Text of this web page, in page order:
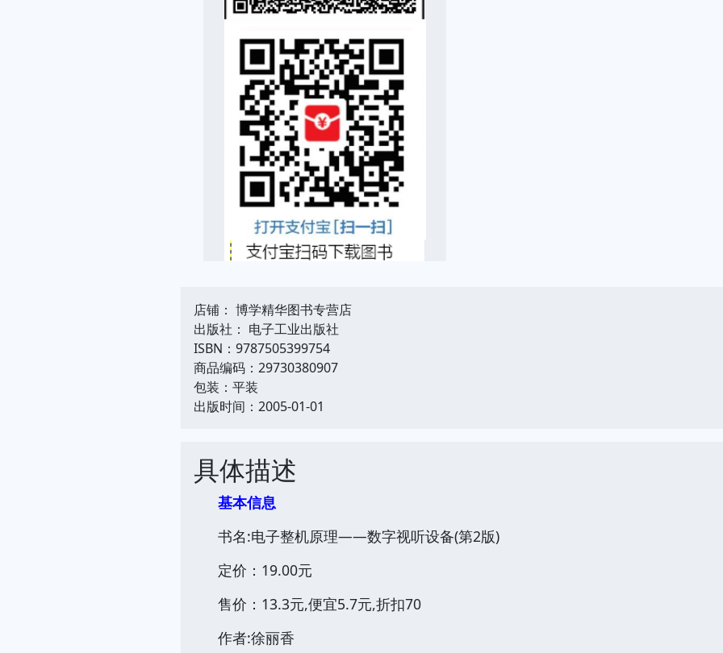
店铺： 博学精华图书专营店
出版社： 电子工业出版社
ISBN：9787505399754
商品编码：29730380907
包装：平装
出版时间：2005-01-01
具体描述
基本信息
书名:电子整机原理——数字视听设备(第2版)
定价：19.00元
售价：13.3元,便宜5.7元,折扣70
作者:徐丽香